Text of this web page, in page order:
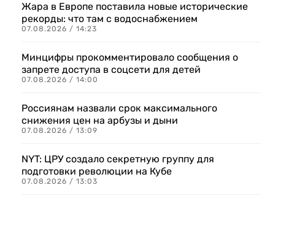
Жара в Европе поставила новые исторические
рекорды: что там с водоснабжением
07.08.2026 / 14:23
Минцифры прокомментировало сообщения о
запрете доступа в соцсети для детей
07.08.2026 / 14:00
Россиянам назвали срок максимального
снижения цен на арбузы и дыни
07.08.2026 / 13:09
NYT: ЦРУ создало секретную группу для
подготовки революции на Кубе
07.08.2026 / 13:03